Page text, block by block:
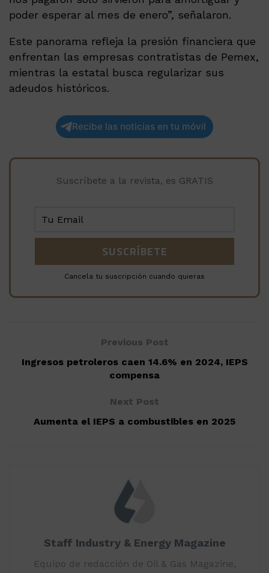
poder esperar al mes de enero”, señalaron.
Este panorama refleja la presión financiera que
enfrentan las empresas contratistas de Pemex,
mientras la estatal busca regularizar sus
adeudos históricos.
Recibe las noticias en tu móvil
Suscríbete a la revista, es GRATIS
Cancela tu suscripción cuando quieras
Previous Post
Ingresos petroleros caen 14.6% en 2024, IEPS
compensa
Next Post
Aumenta el IEPS a combustibles en 2025
Staff Industry & Energy Magazine
Equipo de redacción de Oil & Gas Magazine,